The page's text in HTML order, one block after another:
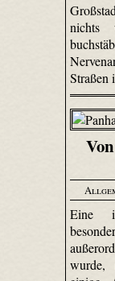
nichts
Straßen
Eine
wurde,